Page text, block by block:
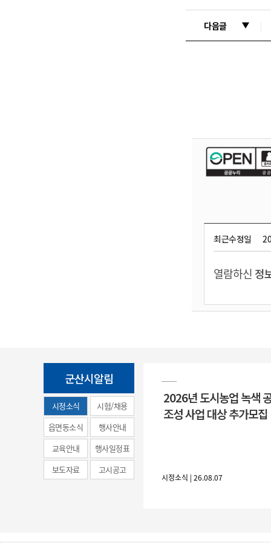
다음글
최근수정일
열람하신 정
군산시알림
시정소식
(municipal
news)
2026년 도시농업 녹색
조성 사업 대상 추가모집
시정소식 | 26.08.07
시험/채용
읍면동소식
행사안내
교육안내
행사일정표
보도자료
고시공고